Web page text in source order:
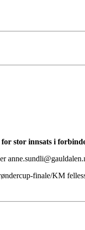
stor innsats i
finale/KM